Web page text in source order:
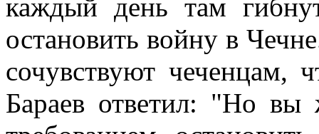
каждый день там
остановить войну в
сочувствуют чеченцам,
Бараев ответил: "Но